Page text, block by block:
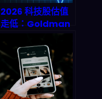
2026 科技股估值
走低：Goldman
價買入」的機會與
風險，投資人該怎
麼配置？